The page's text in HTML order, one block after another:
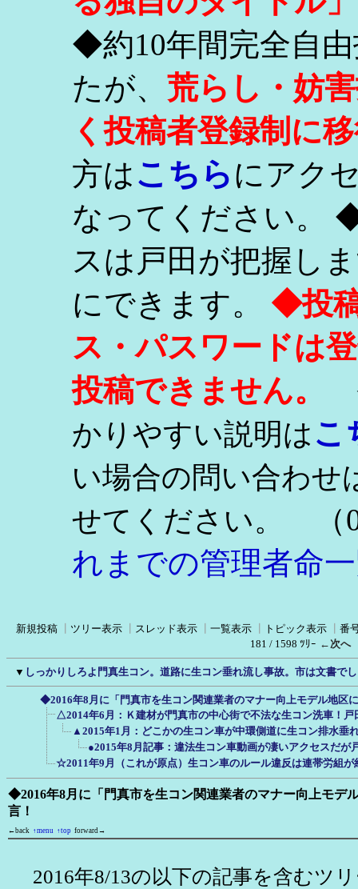
◆約10年間完全自
たが、 荒らし・妨
く投稿者登録制に
方はこちらにアク
なってください。
スは戸田が把握し
にできます。 ◆投
ス・パスワードは
投稿できません。
かりやすい説明はこ
い場合の問い合わせ
せてください。
（
れまでの管理者命
新規投稿 ツリー表示 スレッド表示 一覧表示 トピック表示
番
181 / 1598 ﾂﾘｰ ←次へ
▼ しっかりしろよ門真生コン。道路に生コン垂れ流し事故。市は文書で
◆2016年8月に「門真市を生コン関連業者のマナー向上モデル地区
△2014年6月：Ｋ建材が門真市の中心街で不法な生コン洗車！戸
▲2015年1月：どこかの生コン車が中環側道に生コン排水垂
●2015年8月記事：違法生コン車動画が凄いアクセスだが
☆2011年9月（これが原点）生コン車のルール違反は連帯労組が
◆2016年8月に「門真市を生コン関連業者のマナー向上モデ
言！
←back ↑menu ↑top forward→
2016年8/13の以下の記事を含むツ